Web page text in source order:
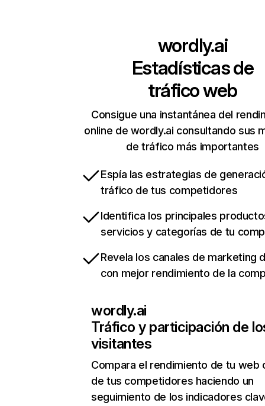
wordly.ai
Estadísticas de
tráfico web
Consigue una instantánea del
online de wordly.ai consultando sus
de tráfico más importantes
Espía las estrategias de
tráfico de tus competidores
Identifica los principales
servicios y categorías de tu
Revela los canales de marketing
con mejor rendimiento de la
wordly.ai
Tráfico y participación de
visitantes
Compara el rendimiento de tu web
de tus competidores haciendo un
seguimiento de los indicadores